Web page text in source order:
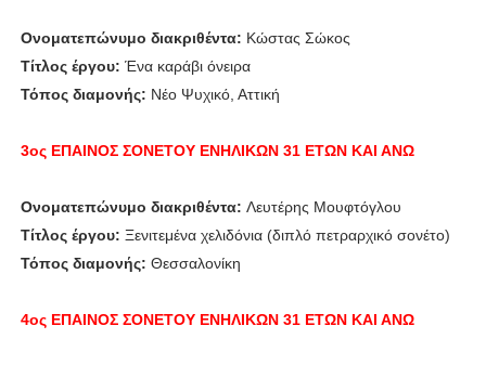
Ονοματεπώνυμο διακριθέντα: Κώστας Σώκος
Τίτλος έργου: Ένα καράβι όνειρα
Τόπος διαμονής: Νέο Ψυχικό, Αττική
3ος ΕΠΑΙΝΟΣΣΟΝΕΤΟΥ ΕΝΗΛΙΚΩΝ 31 ΕΤΩΝ ΚΑΙ ΑΝΩ
Ονοματεπώνυμο διακριθέντα: Λευτέρης Μουφτόγλου
Τίτλος έργου: Ξενιτεμένα χελιδόνια (διπλό πετραρχικό σονέτο)
Τόπος διαμονής: Θεσσαλονίκη
4ος ΕΠΑΙΝΟΣΣΟΝΕΤΟΥ ΕΝΗΛΙΚΩΝ 31 ΕΤΩΝ ΚΑΙ ΑΝΩ